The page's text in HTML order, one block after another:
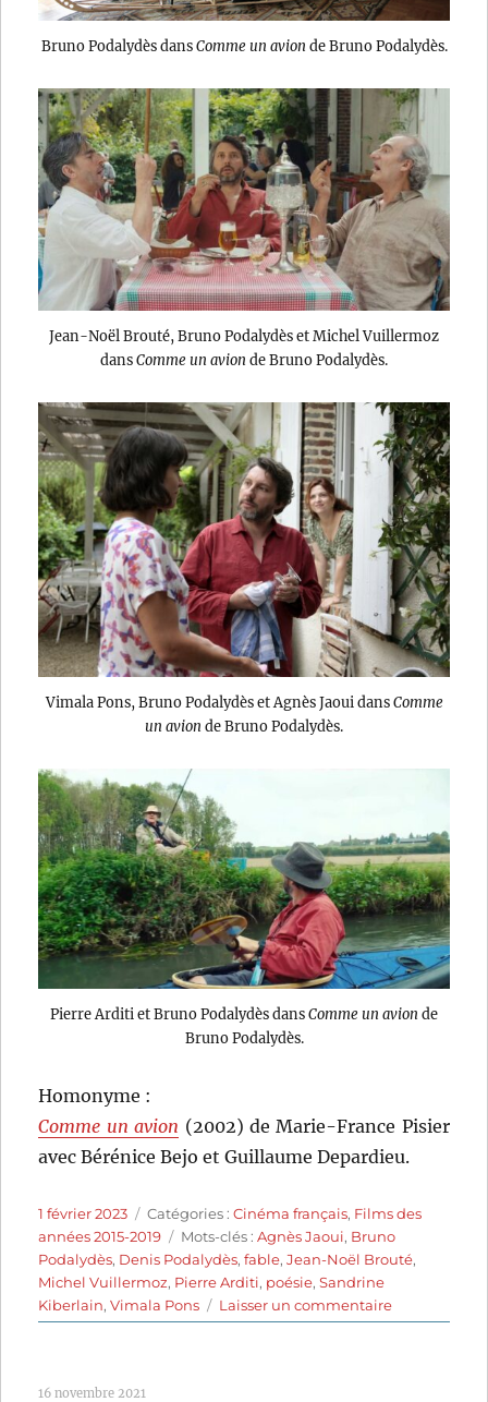
Bruno Podalydès dansComme un avion de Bruno Podalydès.
Jean-Noël Brouté, Bruno Podalydès et Michel Vuillermoz
dansComme un avion de Bruno Podalydès.
Vimala Pons, Bruno Podalydès et Agnès Jaoui dansComme
un avion de Bruno Podalydès.
Pierre Arditi et Bruno Podalydès dansComme un avion de
Bruno Podalydès.
Homonyme :
Comme un avion (2002) de Marie-France Pisier
avec Bérénice Bejo et Guillaume Depardieu.
Publié
le
1 février 2023 Catégories
Catégories :Cinéma français, Films des
années 2015-2019
Étiquettes
Mots-clés :Agnès Jaoui, Bruno
Podalydès, Denis Podalydès,fable,Jean-Noël Brouté,
Michel Vuillermoz, Pierre Arditi, poésie,Sandrine
Kiberlain,Vimala Pons Laisser un commentairesur
Comme
16 novembre 2021